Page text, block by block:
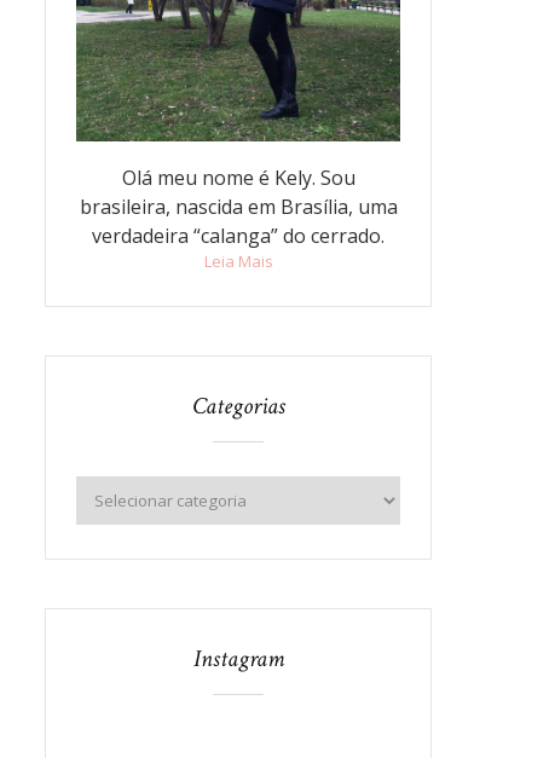
Olá meu nome é Kely. Sou
brasileira, nascida em Brasília, uma
verdadeira “calanga” do cerrado.
Leia Mais
Categorias
Instagram